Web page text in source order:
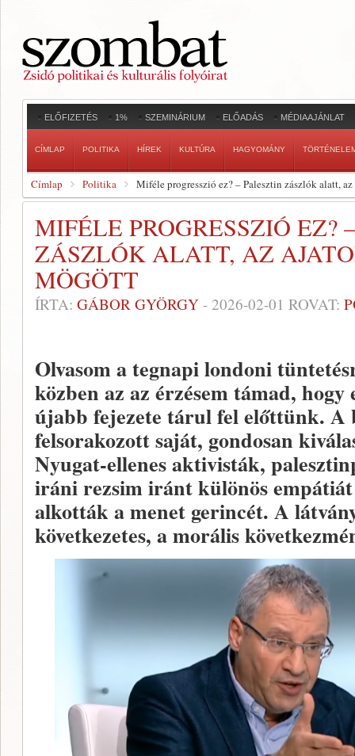
ELŐFIZETÉS 1% SZEMINÁRIUM ELŐADÁS MÉDIAAJÁNLAT
CÍMLAP POLITIKA HÍREK KULTÚRA HAGYOMÁNY
Címlap Politika Miféle progresszió ez? – Palesztin zászlók alatt,
MIFÉLE PROGRESSZIÓ EZ?
ZÁSZLÓK ALATT, AZ
MÖGÖTT
ÍRTA: GÁBOR GYÖRGY - 2026-02-01 ROVAT:
Olvasom a tegnapi londoni
közben az az érzésem támad,
újabb fejezete tárul fel előttünk. A
felsorakozott saját, gondosan
Nyugat-ellenes aktivisták,
iráni rezsim iránt különös
alkották a menet gerincét. A
következetes, a morális